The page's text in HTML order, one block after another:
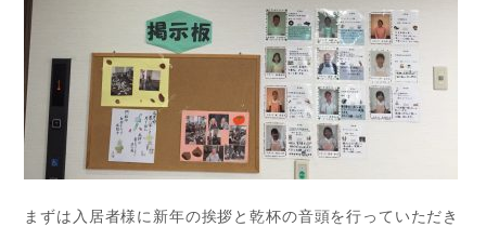
まずは入居者様に新年の挨拶と乾杯の音頭を行っていただき